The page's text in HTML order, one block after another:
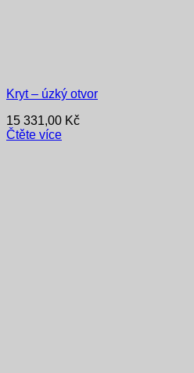
Kryt – úzký otvor
15 331,00 Kč
Čtěte více